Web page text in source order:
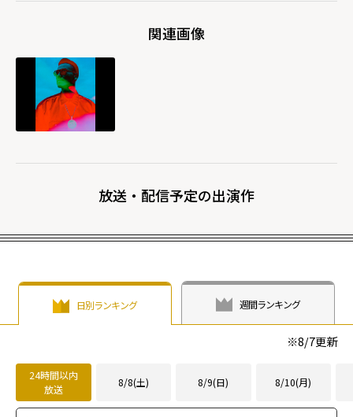
関連画像
放送・配信予定の出演作
日別ランキング 週間ランキング
※8/7更新
24時間以内
放送
8/8(土) 8/9(日) 8/10(月)